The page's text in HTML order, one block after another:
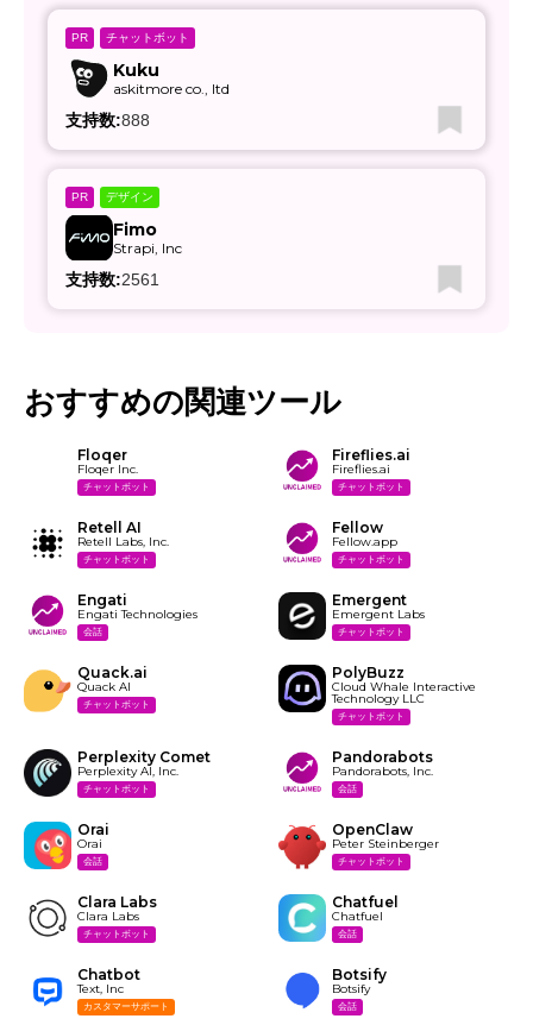
PR チャットボット
Kuku
askitmore co., ltd
支持数:888
PR デザイン
Fimo
Strapi, Inc
支持数:2561
おすすめの関連ツール
Floqer
Floqer Inc.
チャットボット
Fireflies.ai
Fireflies.ai
チャットボット
Retell AI
Retell Labs, Inc.
チャットボット
Fellow
Fellow.app
チャットボット
Engati
Engati Technologies
会話
Emergent
Emergent Labs
チャットボット
Quack.ai
Quack AI
チャットボット
PolyBuzz
Cloud Whale Interactive
Technology LLC
チャットボット
Perplexity Comet
Perplexity AI, Inc.
チャットボット
Pandorabots
Pandorabots, Inc.
会話
Orai
Orai
会話
OpenClaw
Peter Steinberger
チャットボット
Clara Labs
Clara Labs
チャットボット
Chatfuel
Chatfuel
会話
Chatbot
Text, Inc
カスタマーサポート
Botsify
Botsify
会話